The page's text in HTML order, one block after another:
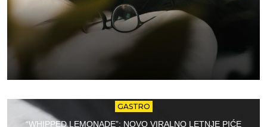
GASTRO
“WHIPPED LEMONADE”: NOVO VIRALNO LETNJE PIĆE